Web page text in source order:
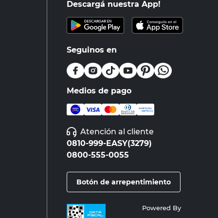
Descargá nuestra App!
Seguinos en
Medios de pago
Atención al cliente
0810-999-EASY(3279)
0800-555-0055
Botón de arrepentimiento
Powered By